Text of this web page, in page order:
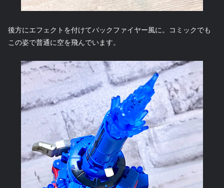
後方にエフェクトを付けてバックファイヤー風に。コミックでも
この姿で普通に空を飛んでいます。